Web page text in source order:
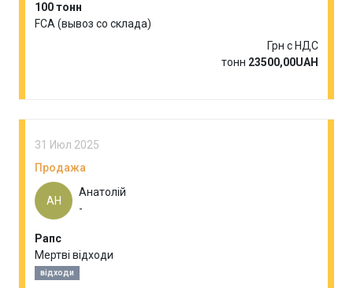
100 тонн
FCA (вывоз со склада)
Грн с НДС
тонн 23500,00UAH
31 Июл 2025
Продажа
АН
Анатолій
-
Рапс
Мертві відходи
відходи